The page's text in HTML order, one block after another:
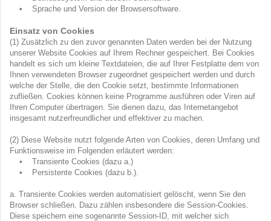
• Sprache und Version der Browsersoftware.
Einsatz von Cookies
(1) Zusätzlich zu den zuvor genannten Daten werden bei der Nutzung
unserer Website Cookies auf Ihrem Rechner gespeichert. Bei Cookies
handelt es sich um kleine Textdateien, die auf Ihrer Festplatte dem von
Ihnen verwendeten Browser zugeordnet gespeichert werden und durch
welche der Stelle, die den Cookie setzt, bestimmte Informationen
zufließen. Cookies können keine Programme ausführen oder Viren auf
Ihren Computer übertragen. Sie dienen dazu, das Internetangebot
insgesamt nutzerfreundlicher und effektiver zu machen.
(2) Diese Website nutzt folgende Arten von Cookies, deren Umfang und
Funktionsweise im Folgenden erläutert werden:
• Transiente Cookies (dazu a.)
• Persistente Cookies (dazu b.).
a. Transiente Cookies werden automatisiert gelöscht, wenn Sie den
Browser schließen. Dazu zählen insbesondere die Session-Cookies.
Diese speichern eine sogenannte Session-ID, mit welcher sich